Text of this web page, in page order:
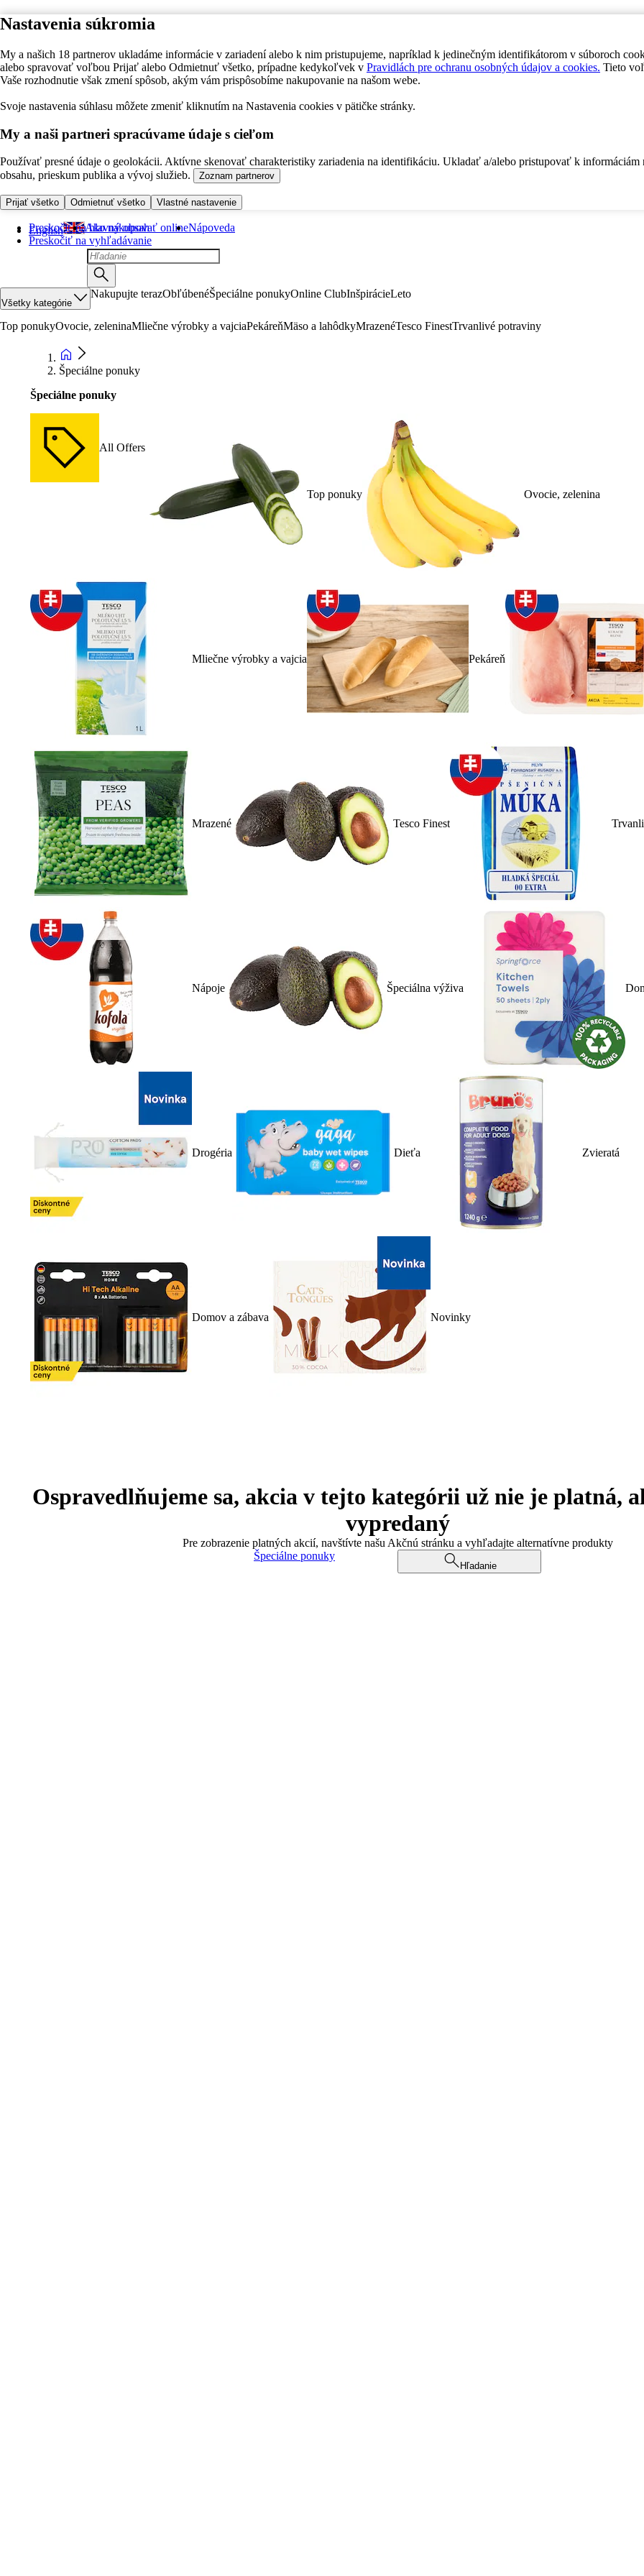
Nastavenia súkromia
My a našich 18 partnerov ukladáme informácie v zariadení alebo k nim pristupujeme, napríklad k jedinečným identifikátorom v súboroch
alebo spravovať voľbou Prijať alebo Odmietnuť všetko, prípadne kedykoľvek v Pravidlách pre ochranu osobných údajov a cookies. Tieto
Vaše rozhodnutie však zmení spôsob, akým vám prispôsobíme nakupovanie na našom webe.
Svoje nastavenia súhlasu môžete zmeniť kliknutím na Nastavenia cookies v pätičke stránky.
My a naši partneri spracúvame údaje s cieľom
Používať presné údaje o geolokácii. Aktívne skenovať charakteristiky zariadenia na identifikáciu. Ukladať a/alebo pristupovať k informáciám
obsahu, prieskum publika a vývoj služieb.
Zoznam partnerov
Prijať všetko Odmietnuť všetko Vlastné nastavenie
Preskočiť na hlavný obsah
Preskočiť na vyhľadávanie
English Ako nakupovať onlineNápoveda
Všetky kategórie
Nakupujte terazObľúbenéŠpeciálne ponukyOnline ClubInšpirácieLeto
Top ponukyOvocie, zeleninaMliečne výrobky a vajciaPekáreňMäso a lahôdkyMrazenéTesco FinestTrvanlivé potraviny
Špeciálne ponuky
Špeciálne ponuky
All Offers
Top ponuky Ovocie, zelenina
Mliečne výrobky a vajcia Pekáreň
Mrazené Tesco Finest
Nápoje Špeciálna výživa
Drogéria Dieťa Zvieratá
Domov a zábava Novinky
Ospravedlňujeme sa, akcia v tejto kategórii už nie je platná,
vypredaný
Pre zobrazenie platných akcií, navštívte našu Akčnú stránku a vyhľadajte alternatívne produkty
Špeciálne ponuky
Hľadanie